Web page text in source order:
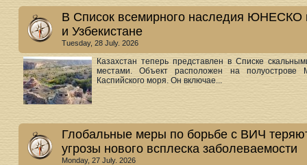
В Список всемирного наследия ЮНЕСКО
и Узбекистане
Tuesday, 28 July. 2026
Казахстан теперь представлен в Списке
местами. Объект расположен на полуострове
Каспийского моря. Он включае...
Глобальные меры по борьбе с ВИЧ
угрозы нового всплеска заболеваемости
Monday, 27 July. 2026